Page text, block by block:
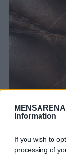
MENSARENA
Information
If you wish to
processing of
r
r